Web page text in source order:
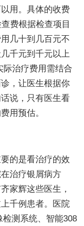
用。具体的收费
费根据检查项目
几十到几百元不
千元到千元以上
际治疗费用需结合
，让医生根据你
说，只有医生看
用预估。
的是看治疗的效
治疗银屑病方
家辉这些医生，
千例患者。医院
测系统、智能308